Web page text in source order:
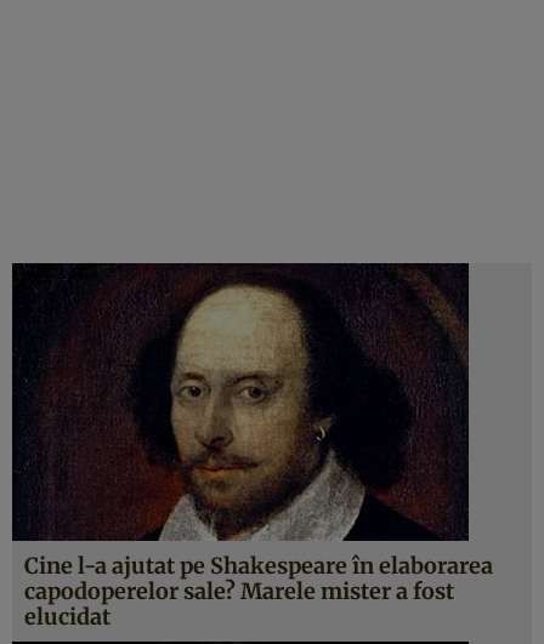
Cine l-a ajutat pe Shakespeare în elaborarea
capodoperelor sale? Marele mister a fost
elucidat